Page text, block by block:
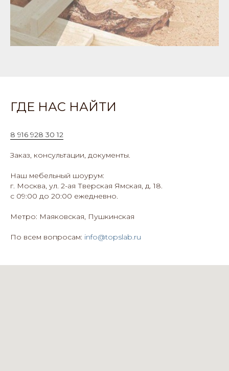
ГДЕ НАС НАЙТИ
8 916 928 30 12
Заказ, консультации, документы.
Наш мебельный шоурум:
г. Москва, ул. 2-ая Тверская Ямская, д. 18.
с 09:00 до 20:00 ежедневно.
Метро: Маяковская, Пушкинская
По всем вопросам: info@topslab.ru